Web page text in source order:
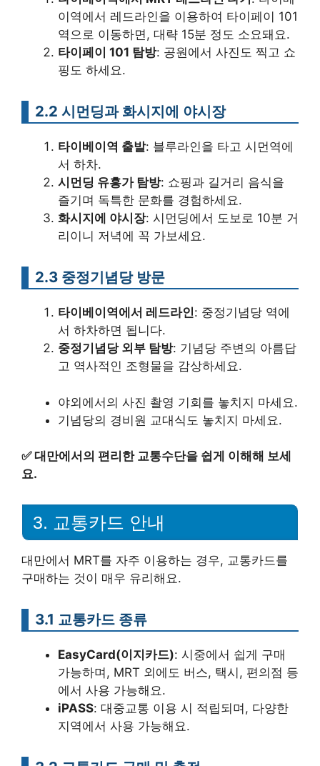
이역에서 레드라인을 이용하여 타이페이 101
역으로 이동하면, 대략 15분 정도 소요돼요.
타이페이 101 탐방: 공원에서 사진도 찍고 쇼
핑도 하세요.
2.2 시먼딩과 화시지에 야시장
타이베이역 출발: 블루라인을 타고 시먼역에
서 하차.
시먼딩 유흥가 탐방: 쇼핑과 길거리 음식을
즐기며 독특한 문화를 경험하세요.
화시지에 야시장: 시먼딩에서 도보로 10분 거
리이니 저녁에 꼭 가보세요.
2.3 중정기념당 방문
타이베이역에서 레드라인: 중정기념당 역에
서 하차하면 됩니다.
중정기념당 외부 탐방: 기념당 주변의 아름답
고 역사적인 조형물을 감상하세요.
야외에서의 사진 촬영 기회를 놓치지 마세요.
기념당의 경비원 교대식도 놓치지 마세요.
✅대만에서의 편리한 교통수단을 쉽게 이해해 보세
요.
3. 교통카드 안내
대만에서 MRT를 자주 이용하는 경우, 교통카드를
구매하는 것이 매우 유리해요.
3.1 교통카드 종류
EasyCard(이지카드): 시중에서 쉽게 구매
가능하며, MRT 외에도 버스, 택시, 편의점 등
에서 사용 가능해요.
iPASS: 대중교통 이용 시 적립되며, 다양한
지역에서 사용 가능해요.